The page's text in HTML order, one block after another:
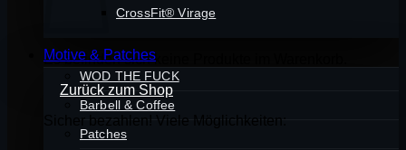
Es befinden sich keine Produkte im Warenkorb.
Zurück zum Shop
Sicher bezahlen! Viele Möglichkeiten:
CrossFit® Virage
Motive & Patches
WOD THE FUCK
Barbell & Coffee
Patches